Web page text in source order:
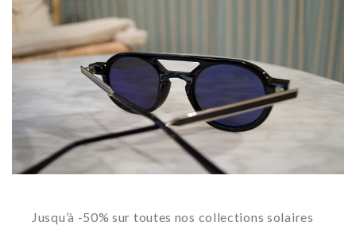
Jusqu’à -50% sur toutes nos collections solaires